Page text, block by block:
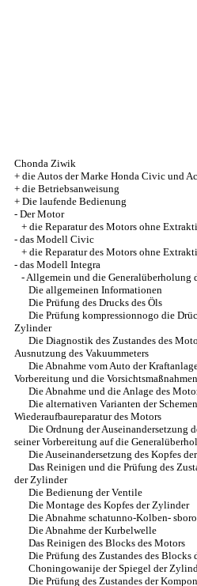
Chonda Ziwik
+ die Autos der Marke Honda Civic und
+ die Betriebsanweisung
+ Die laufende Bedienung
- Der Motor
+ die Reparatur des Motors ohne
- das Modell Civic
+ die Reparatur des Motors ohne
- das Modell Integra
-Allgemein und die Generalüberholung
Die allgemeinen Informationen
Die Prüfung des Drucks des Öls
Die Prüfung kompressionnogo die
Zylinder
Die Diagnostik des Zustandes des
Ausnutzung des Vakuummeters
Die Abnahme vom Auto der
Vorbereitung und die Vorsichtsmaßnahmen
Die Abnahme und die Anlage des
Die alternativen Varianten der
Wiederaufbaureparatur des Motors
Die Ordnung der Auseinandersetzung
seiner Vorbereitung auf die
Die Auseinandersetzung des Kopfes
Das Reinigen und die Prüfung des
der Zylinder
Die Bedienung der Ventile
Die Montage des Kopfes der Zylinder
Die Abnahme schatunno-Kolben-
Die Abnahme der Kurbelwelle
Das Reinigen des Blocks des Motors
Die Prüfung des Zustandes des Blocks
Choningowanije der Spiegel der
Die Prüfung des Zustandes der